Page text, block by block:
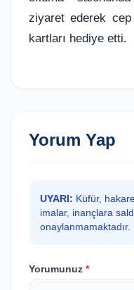
ziyaret ederek
kartları hediye etti.
Yorum Yap
UYARI: Küfür,
imalar, inançlara
onaylanmamaktadır.
Yorumunuz *